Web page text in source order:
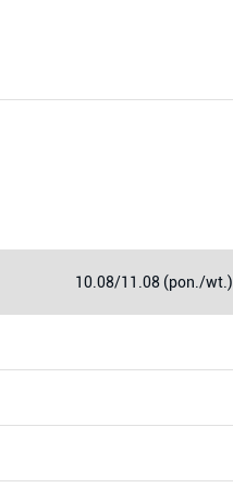
10.08/11.08 (pon./wt.)